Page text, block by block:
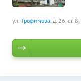
ул. Трофимова, д. 26, ст. 8,